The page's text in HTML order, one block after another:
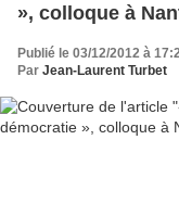
», colloque à
Publié le 03/12/2012 à
Par Jean-Laurent Turbet